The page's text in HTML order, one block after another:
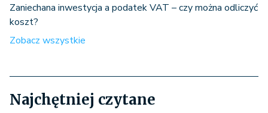
Zaniechana inwestycja a podatek VAT – czy można odliczyć
koszt?
Zobacz wszystkie
Najchętniej czytane